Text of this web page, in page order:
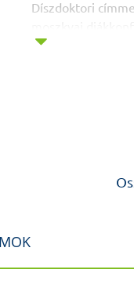
Díszdoktori
Dr. Hangody
The delegation
Tudomány és
A 24. Budapesti
Csaknem 250